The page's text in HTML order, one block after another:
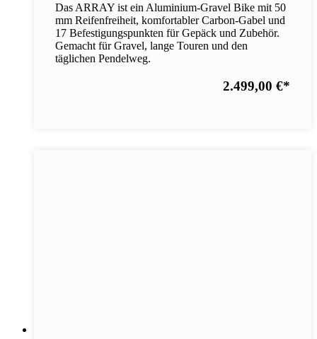
Das ARRAY ist ein Aluminium-Gravel Bike mit 50
mm Reifenfreiheit, komfortabler Carbon-Gabel und
17 Befestigungspunkten für Gepäck und Zubehör.
Gemacht für Gravel, lange Touren und den
täglichen Pendelweg.
2.499,00 €*